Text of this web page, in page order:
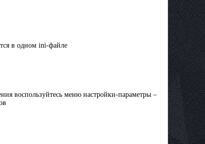
в одном ini-файле
воспользуйтесь меню настройки-параметры –